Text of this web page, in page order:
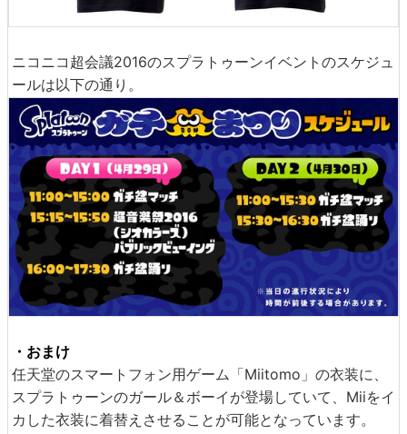
ニコニコ超会議2016のスプラトゥーンイベントのスケジュ
ールは以下の通り。
・おまけ
任天堂のスマートフォン用ゲーム「Miitomo」の衣装に、
スプラトゥーンのガール＆ボーイが登場していて、Miiをイ
カした衣装に着替えさせることが可能となっています。